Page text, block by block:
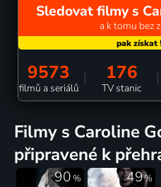
Sledovat filmy s
a k tomu bez
9573
filmů a seriálů
176
TV stanic
filmy s Caroline Goodallovou
připravené k
90% 49%